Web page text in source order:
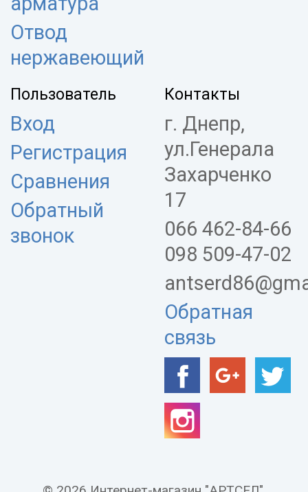
Отвод
нержавеющий
Пользователь
Вход
Регистрация
Сравнения
Обратный
звонок
Контакты
г. Днепр,
ул.Генерала
Захарченко
17
066 462-84-66
098 509-47-02
Обратная
связь